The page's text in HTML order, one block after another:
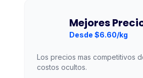
Mejores
Desde $6.60/kg
Los precios mas competitivos
costos ocultos.